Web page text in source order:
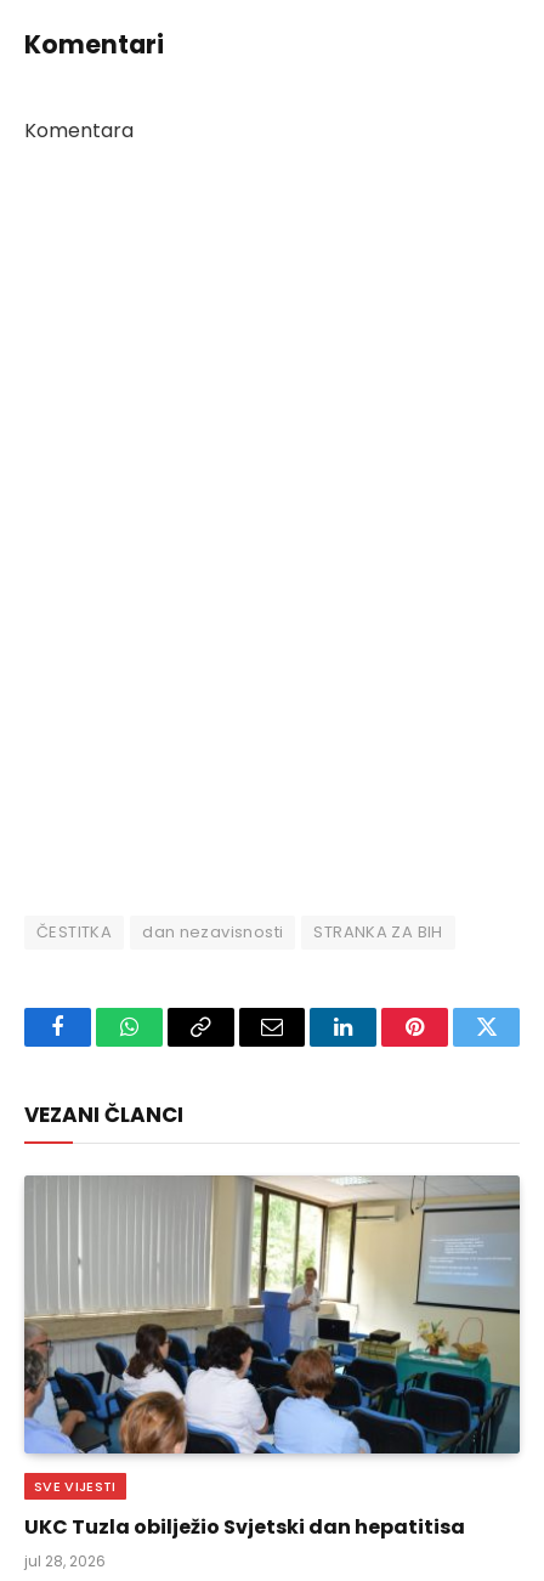
Komentari
Komentara
ČESTITKA dan nezavisnosti STRANKA ZA BIH
FacebookWhatsAppCopy
Email LinkedInPinterest
VEZANI ČLANCI
SVE VIJESTI
UKC Tuzla obilježio Svjetski dan hepatitisa
jul 28, 2026